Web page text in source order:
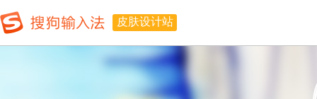
皮肤设计站